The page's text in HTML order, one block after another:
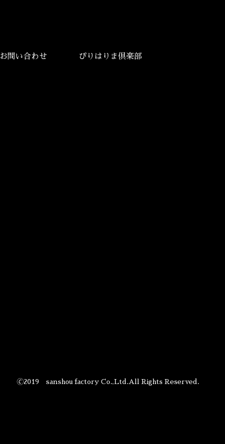
お問い合わせ ぴりはりま倶楽部
🄫2019 sanshou factory Co.,Ltd.All Rights Reserved.